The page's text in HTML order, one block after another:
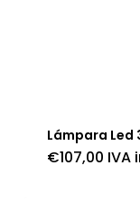
Lámpara Led
€107,00 IVA